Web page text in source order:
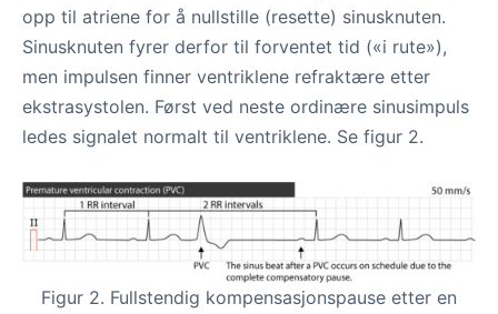
opp til atriene for å nullstille (resette) sinusknuten.
Sinusknuten fyrer derfor til forventet tid («i rute»),
men impulsen finner ventriklene refraktære etter
ekstrasystolen. Først ved neste ordinære sinusimpuls
ledes signalet normalt til ventriklene. Se figur 2.
Figur 2. Fullstendig kompensasjonspause etter en